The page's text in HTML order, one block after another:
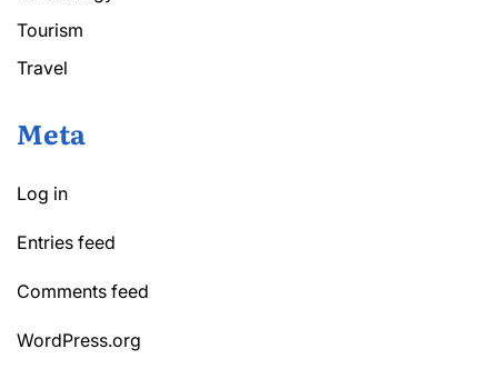
Tourism
Travel
Meta
Log in
Entries feed
Comments feed
WordPress.org